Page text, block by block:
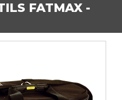
FATMAX -